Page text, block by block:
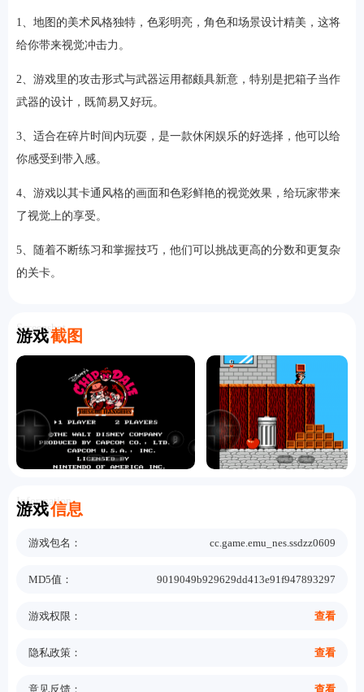
1、地图的美术风格独特，色彩明亮，角色和场景设计精美，这将
给你带来视觉冲击力。
2、游戏里的攻击形式与武器运用都颇具新意，特别是把箱子当作
武器的设计，既简易又好玩。
3、适合在碎片时间内玩耍，是一款休闲娱乐的好选择，他可以给
你感受到带入感。
4、游戏以其卡通风格的画面和色彩鲜艳的视觉效果，给玩家带来
了视觉上的享受。
5、随着不断练习和掌握技巧，他们可以挑战更高的分数和更复杂
的关卡。
游戏截图
Screenshot
游戏信息
Information
游戏包名： cc.game.emu_nes.ssdzz0609
MD5值： 9019049b929629dd413e91f947893297
游戏权限： 查看
隐私政策： 查看
意见反馈： 查看